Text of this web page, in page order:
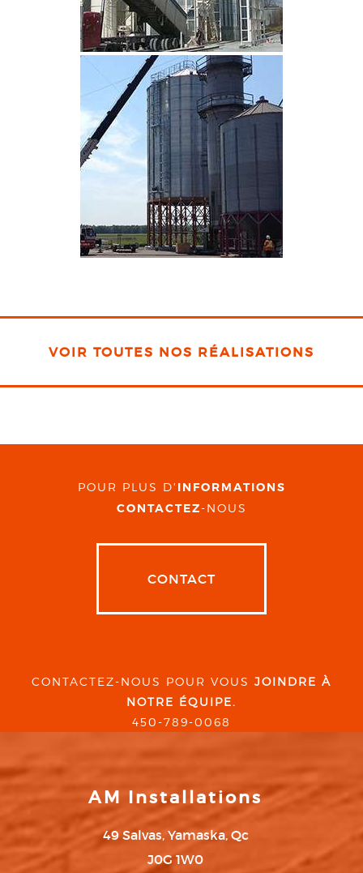
CLIQUEZ POUR AGRANDIR
VOIR TOUTES NOS RÉALISATIONS
POUR PLUS D' INFORMATIONS
CONTACTEZ-NOUS
CONTACT
CONTACTEZ-NOUS POUR VOUS JOINDRE À
NOTRE ÉQUIPE.
450-789-0068
AM Installations
49 Salvas, Yamaska, Qc
J0G 1W0